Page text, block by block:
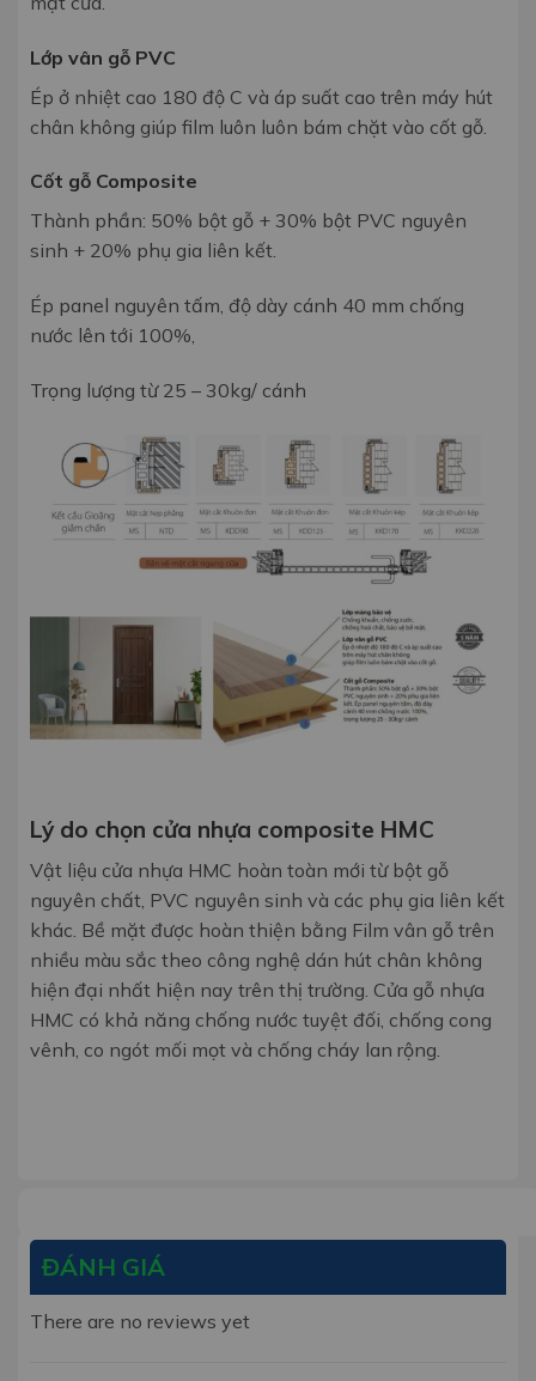
Lớp vân gỗ PVC
Ép ở nhiệt cao 180 độ C và áp suất cao trên máy hút
chân không giúp film luôn luôn bám chặt vào cốt gỗ.
Cốt gỗ Composite
Thành phần: 50% bột gỗ + 30% bột PVC nguyên
sinh + 20% phụ gia liên kết.
Ép panel nguyên tấm, độ dày cánh 40 mm chống
nước lên tới 100%,
Trọng lượng từ 25 – 30kg/ cánh
Lý do chọn cửa nhựa composite HMC
Vật liệu cửa nhựa HMC hoàn toàn mới từ bột gỗ
nguyên chất, PVC nguyên sinh và các phụ gia liên kết
khác. Bề mặt được hoàn thiện bằng Film vân gỗ trên
nhiều màu sắc theo công nghệ dán hút chân không
hiện đại nhất hiện nay trên thị trường. Cửa gỗ nhựa
HMC có khả năng chống nước tuyệt đối, chống cong
vênh, co ngót mối mọt và chống cháy lan rộng.
ĐÁNH GIÁ
There are no reviews yet